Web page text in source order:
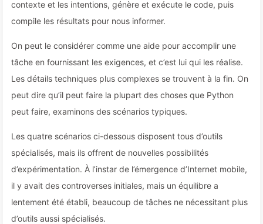
contexte et les intentions, génère et exécute le code, puis
compile les résultats pour nous informer.
On peut le considérer comme une aide pour accomplir une
tâche en fournissant les exigences, et c’est lui qui les réalise.
Les détails techniques plus complexes se trouvent à la fin. On
peut dire qu’il peut faire la plupart des choses que Python
peut faire, examinons des scénarios typiques.
Les quatre scénarios ci-dessous disposent tous d’outils
spécialisés, mais ils offrent de nouvelles possibilités
d’expérimentation. À l’instar de l’émergence d’Internet mobile,
il y avait des controverses initiales, mais un équilibre a
lentement été établi, beaucoup de tâches ne nécessitant plus
d’outils aussi spécialisés.